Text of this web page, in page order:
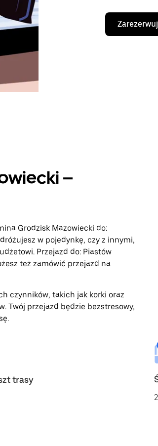
–
Grodzisk Mazowiecki do:
w pojedynkę, czy z innymi,
Przejazd do: Piastów
też zamówić przejazd na
czynników, takich jak korki oraz
Twój przejazd będzie bezstresowy,
trasy